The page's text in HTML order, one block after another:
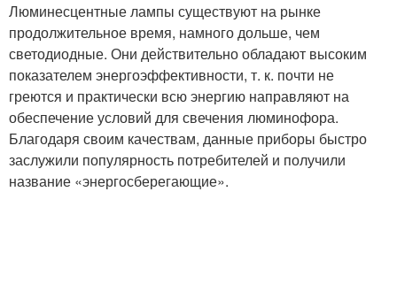
Люминесцентные лампы существуют на рынке
продолжительное время, намного дольше, чем
светодиодные. Они действительно обладают высоким
показателем энергоэффективности, т. к. почти не
греются и практически всю энергию направляют на
обеспечение условий для свечения люминофора.
Благодаря своим качествам, данные приборы быстро
заслужили популярность потребителей и получили
название «энергосберегающие».